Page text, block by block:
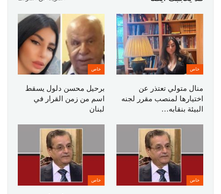
خاص
منال متولي تعتذر عن
اختيارها لمنصب مقرر لجنه
البيئة بنقابه…
خاص
برحيل محسن دلول يسقط
اسم من زمن القرار في
لبنان
خاص خاص